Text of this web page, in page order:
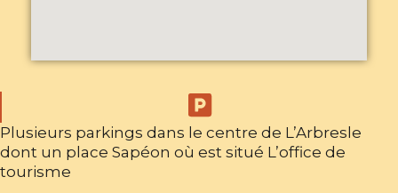
Plusieurs parkings dans le centre de L’Arbresle
dont un place Sapéon où est situé L’office de
tourisme